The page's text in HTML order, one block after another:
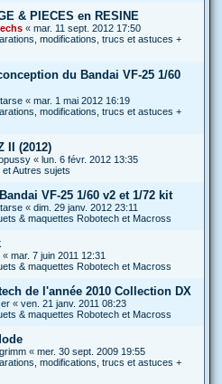
& PIECES en RESINE
« mar. 11 sept. 2012 17:50
modifications, trucs et astuces +
du Bandai VF-25 1/60
« mar. 1 mai 2012 16:19
modifications, trucs et astuces +
II (2012)
« lun. 6 févr. 2012 13:35
Autres sujets
VF-25 1/60 v2 et 1/72 kit
« dim. 29 janv. 2012 23:11
& maquettes Robotech et Macross
« mar. 7 juin 2011 12:31
& maquettes Robotech et Macross
de l'année 2010 Collection DX
« ven. 21 janv. 2011 08:23
& maquettes Robotech et Macross
« mer. 30 sept. 2009 19:55
modifications, trucs et astuces +